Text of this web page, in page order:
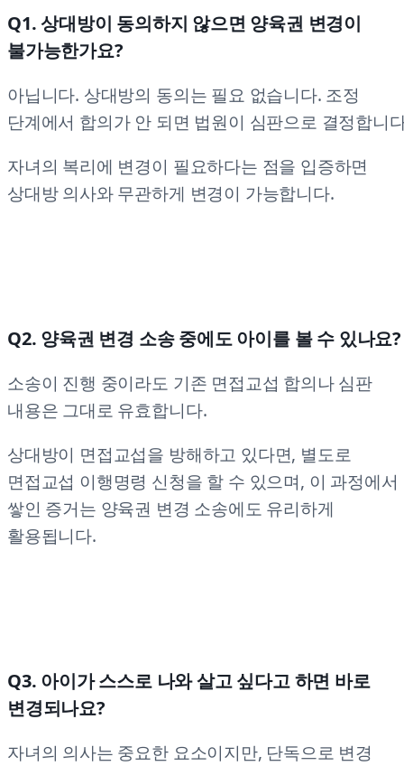
Q1. 상대방이 동의하지 않으면 양육권 변경이
불가능한가요?
아닙니다. 상대방의 동의는 필요 없습니다. 조정
단계에서 합의가 안 되면 법원이 심판으로 결정합니
자녀의 복리에 변경이 필요하다는 점을 입증하면
상대방 의사와 무관하게 변경이 가능합니다.
Q2. 양육권 변경 소송 중에도 아이를 볼 수 있나요?
소송이 진행 중이라도 기존 면접교섭 합의나 심판
내용은 그대로 유효합니다.
상대방이 면접교섭을 방해하고 있다면, 별도로
면접교섭 이행명령 신청을 할 수 있으며, 이 과정에서
쌓인 증거는 양육권 변경 소송에도 유리하게
활용됩니다.
Q3. 아이가 스스로 나와 살고 싶다고 하면 바로
변경되나요?
자녀의 의사는 중요한 요소이지만, 단독으로 변경